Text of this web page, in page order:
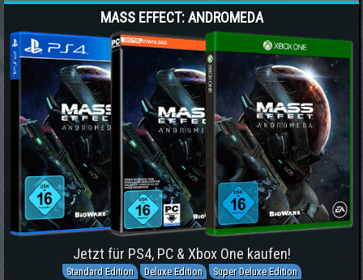
MASS EFFECT: ANDROMEDA
Jetzt für PS4, PC & Xbox One kaufen!
Standard Edition Deluxe Edition
Super Deluxe Edition